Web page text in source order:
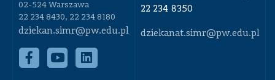
02-524 Warszawa
22 234 8430, 22 234 8180
dziekan.simr@pw.edu.pl
22 234 8350
dziekanat.simr@pw.edu.pl